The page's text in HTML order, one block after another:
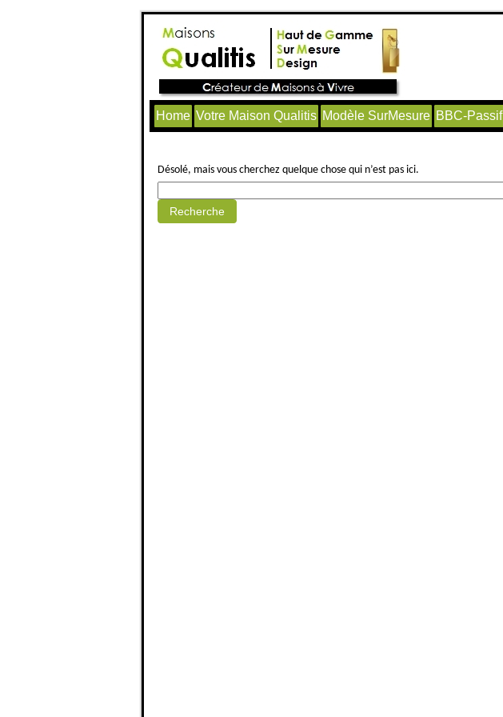
Home Votre Maison Qualitis Modèle SurMesure BBC-Passif
Désolé, mais vous cherchez quelque chose qui n’est pas ici.